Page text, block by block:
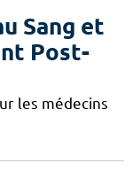
Sang et
Post-
les médecins